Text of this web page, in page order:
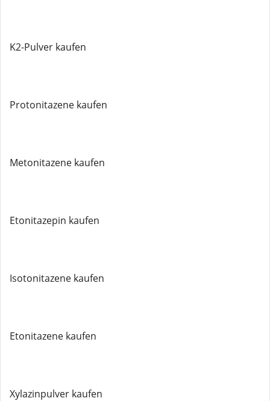
K2-Pulver kaufen
Protonitazene kaufen
Metonitazene kaufen
Etonitazepin kaufen
Isotonitazene kaufen
Etonitazene kaufen
Xylazinpulver kaufen